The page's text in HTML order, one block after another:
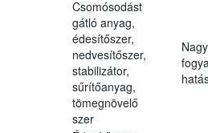
Csomósodást
gátló anyag,
édesítőszer,
nedvesítőszer,
stabilizátor,
sűrítőanyag,
tömegnövelő
szer